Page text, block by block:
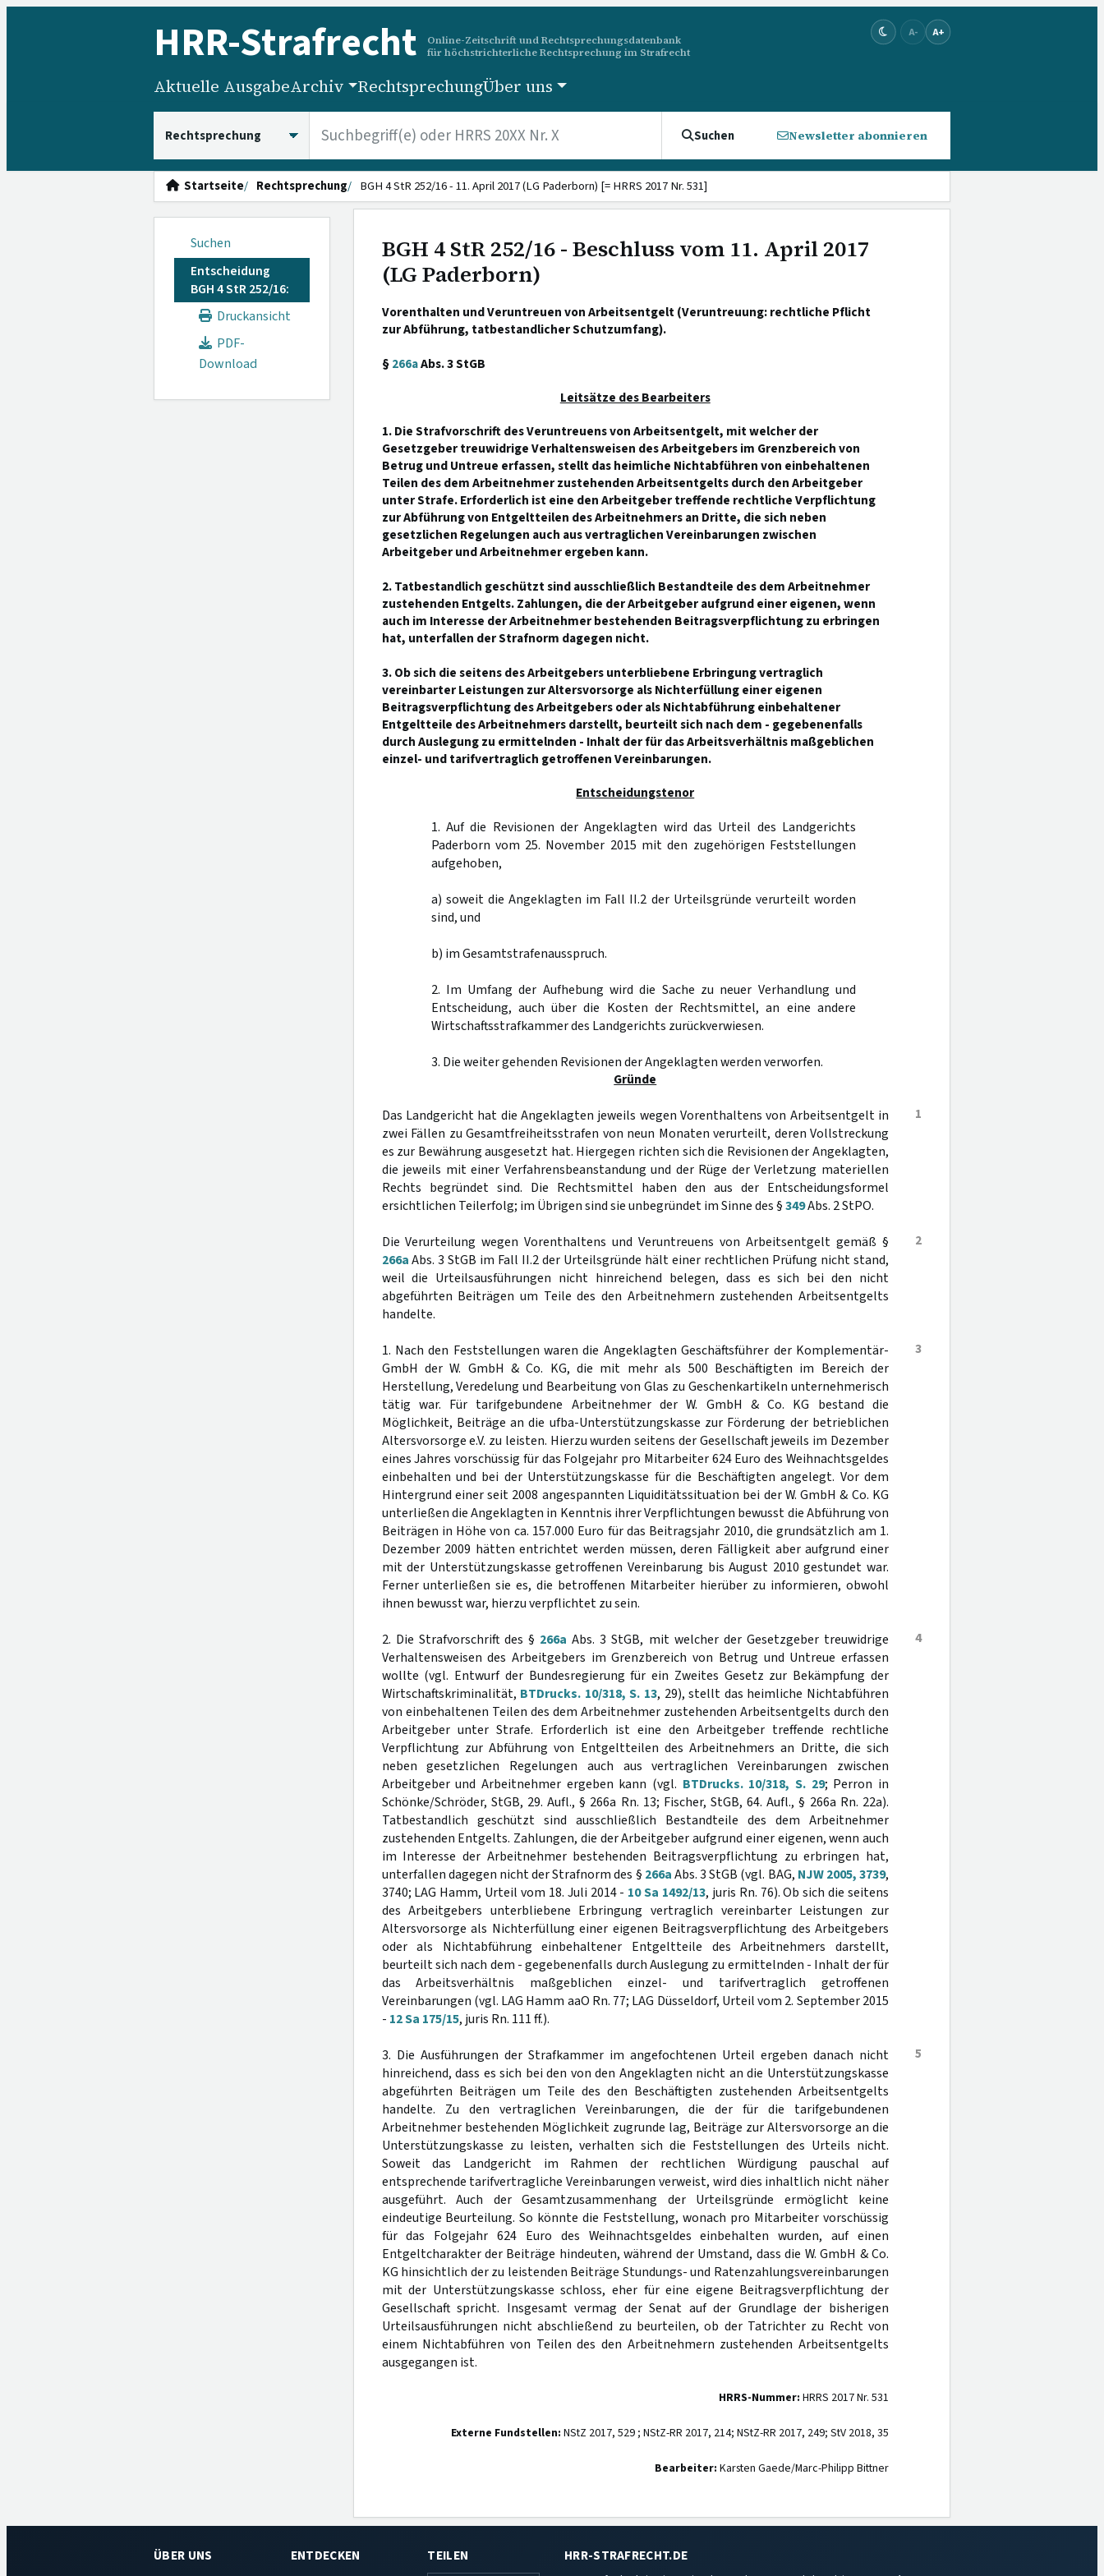
HRR-Strafrecht
Online-Zeitschrift und Rechtsprechungsdatenbank
für höchstrichterliche Rechtsprechung im Strafrecht
A- A+
Aktuelle AusgabeArchiv RechtsprechungÜber uns
Suchen Newsletter abonnieren
Startseite Rechtsprechung BGH 4 StR 252/16 - 11. April 2017 (LG Paderborn) [= HRRS 2017 Nr. 531]
Suchen
Entscheidung
BGH 4 StR 252/16:
Druckansicht
PDF-
Download
BGH 4 StR 252/16 - Beschluss vom 11. April 2017
(LG Paderborn)
Vorenthalten und Veruntreuen von Arbeitsentgelt (Veruntreuung: rechtliche Pflicht
zur Abführung, tatbestandlicher Schutzumfang).
§266aAbs. 3 StGB
Leitsätze des Bearbeiters
1. Die Strafvorschrift des Veruntreuens von Arbeitsentgelt, mit welcher der
Gesetzgeber treuwidrige Verhaltensweisen des Arbeitgebers im Grenzbereich von
Betrug und Untreue erfassen, stellt das heimliche Nichtabführen von einbehaltenen
Teilen des dem Arbeitnehmer zustehenden Arbeitsentgelts durch den Arbeitgeber
unter Strafe. Erforderlich ist eine den Arbeitgeber treffende rechtliche Verpflichtung
zur Abführung von Entgeltteilen des Arbeitnehmers an Dritte, die sich neben
gesetzlichen Regelungen auch aus vertraglichen Vereinbarungen zwischen
Arbeitgeber und Arbeitnehmer ergeben kann.
2. Tatbestandlich geschützt sind ausschließlich Bestandteile des dem Arbeitnehmer
zustehenden Entgelts. Zahlungen, die der Arbeitgeber aufgrund einer eigenen, wenn
auch im Interesse der Arbeitnehmer bestehenden Beitragsverpflichtung zu erbringen
hat, unterfallen der Strafnorm dagegen nicht.
3. Ob sich die seitens des Arbeitgebers unterbliebene Erbringung vertraglich
vereinbarter Leistungen zur Altersvorsorge als Nichterfüllung einer eigenen
Beitragsverpflichtung des Arbeitgebers oder als Nichtabführung einbehaltener
Entgeltteile des Arbeitnehmers darstellt, beurteilt sich nach dem - gegebenenfalls
durch Auslegung zu ermittelnden - Inhalt der für das Arbeitsverhältnis maßgeblichen
einzel- und tarifvertraglich getroffenen Vereinbarungen.
Entscheidungstenor
1. Auf die Revisionen der Angeklagten wird das Urteil des Landgerichts
Paderborn vom 25. November 2015 mit den zugehörigen Feststellungen
aufgehoben,
a) soweit die Angeklagten im Fall II.2 der Urteilsgründe verurteilt worden
sind, und
b) im Gesamtstrafenausspruch.
2. Im Umfang der Aufhebung wird die Sache zu neuer Verhandlung und
Entscheidung, auch über die Kosten der Rechtsmittel, an eine andere
Wirtschaftsstrafkammer des Landgerichts zurückverwiesen.
3. Die weiter gehenden Revisionen der Angeklagten werden verworfen.
Gründe
1
Das Landgericht hat die Angeklagten jeweils wegen Vorenthaltens von Arbeitsentgelt in
zwei Fällen zu Gesamtfreiheitsstrafen von neun Monaten verurteilt, deren Vollstreckung
es zur Bewährung ausgesetzt hat. Hiergegen richten sich die Revisionen der Angeklagten,
die jeweils mit einer Verfahrensbeanstandung und der Rüge der Verletzung materiellen
Rechts begründet sind. Die Rechtsmittel haben den aus der Entscheidungsformel
ersichtlichen Teilerfolg; im Übrigen sind sie unbegründet im Sinne des §349Abs. 2 StPO.
2
Die Verurteilung wegen Vorenthaltens und Veruntreuens von Arbeitsentgelt gemäß §
266aAbs. 3 StGB im Fall II.2 der Urteilsgründe hält einer rechtlichen Prüfung nicht stand,
weil die Urteilsausführungen nicht hinreichend belegen, dass es sich bei den nicht
abgeführten Beiträgen um Teile des den Arbeitnehmern zustehenden Arbeitsentgelts
handelte.
3
1. Nach den Feststellungen waren die Angeklagten Geschäftsführer der Komplementär-
GmbH der W. GmbH & Co. KG, die mit mehr als 500 Beschäftigten im Bereich der
Herstellung, Veredelung und Bearbeitung von Glas zu Geschenkartikeln unternehmerisch
tätig war. Für tarifgebundene Arbeitnehmer der W. GmbH & Co. KG bestand die
Möglichkeit, Beiträge an die ufba-Unterstützungskasse zur Förderung der betrieblichen
Altersvorsorge e.V. zu leisten. Hierzu wurden seitens der Gesellschaft jeweils im Dezember
eines Jahres vorschüssig für das Folgejahr pro Mitarbeiter 624 Euro des Weihnachtsgeldes
einbehalten und bei der Unterstützungskasse für die Beschäftigten angelegt. Vor dem
Hintergrund einer seit 2008 angespannten Liquiditätssituation bei der W. GmbH & Co. KG
unterließen die Angeklagten in Kenntnis ihrer Verpflichtungen bewusst die Abführung von
Beiträgen in Höhe von ca. 157.000 Euro für das Beitragsjahr 2010, die grundsätzlich am 1.
Dezember 2009 hätten entrichtet werden müssen, deren Fälligkeit aber aufgrund einer
mit der Unterstützungskasse getroffenen Vereinbarung bis August 2010 gestundet war.
Ferner unterließen sie es, die betroffenen Mitarbeiter hierüber zu informieren, obwohl
ihnen bewusst war, hierzu verpflichtet zu sein.
4
2. Die Strafvorschrift des § 266a Abs. 3 StGB, mit welcher der Gesetzgeber treuwidrige
Verhaltensweisen des Arbeitgebers im Grenzbereich von Betrug und Untreue erfassen
wollte (vgl. Entwurf der Bundesregierung für ein Zweites Gesetz zur Bekämpfung der
Wirtschaftskriminalität, BTDrucks. 10/318, S. 13, 29), stellt das heimliche Nichtabführen
von einbehaltenen Teilen des dem Arbeitnehmer zustehenden Arbeitsentgelts durch den
Arbeitgeber unter Strafe. Erforderlich ist eine den Arbeitgeber treffende rechtliche
Verpflichtung zur Abführung von Entgeltteilen des Arbeitnehmers an Dritte, die sich
neben gesetzlichen Regelungen auch aus vertraglichen Vereinbarungen zwischen
Arbeitgeber und Arbeitnehmer ergeben kann (vgl. BTDrucks. 10/318, S. 29; Perron in
Schönke/Schröder, StGB, 29. Aufl., § 266a Rn. 13; Fischer, StGB, 64. Aufl., § 266a Rn. 22a).
Tatbestandlich geschützt sind ausschließlich Bestandteile des dem Arbeitnehmer
zustehenden Entgelts. Zahlungen, die der Arbeitgeber aufgrund einer eigenen, wenn auch
im Interesse der Arbeitnehmer bestehenden Beitragsverpflichtung zu erbringen hat,
unterfallen dagegen nicht der Strafnorm des § 266aAbs. 3 StGB (vgl. BAG, NJW 2005, 3739,
3740; LAG Hamm, Urteil vom 18. Juli 2014 - 10 Sa 1492/13, juris Rn. 76). Ob sich die seitens
des Arbeitgebers unterbliebene Erbringung vertraglich vereinbarter Leistungen zur
Altersvorsorge als Nichterfüllung einer eigenen Beitragsverpflichtung des Arbeitgebers
oder als Nichtabführung einbehaltener Entgeltteile des Arbeitnehmers darstellt,
beurteilt sich nach dem - gegebenenfalls durch Auslegung zu ermittelnden - Inhalt der für
das Arbeitsverhältnis maßgeblichen einzel- und tarifvertraglich getroffenen
Vereinbarungen (vgl. LAG Hamm aaO Rn. 77; LAG Düsseldorf, Urteil vom 2. September 2015
- 12 Sa 175/15, juris Rn. 111 ff.).
5
3. Die Ausführungen der Strafkammer im angefochtenen Urteil ergeben danach nicht
hinreichend, dass es sich bei den von den Angeklagten nicht an die Unterstützungskasse
abgeführten Beiträgen um Teile des den Beschäftigten zustehenden Arbeitsentgelts
handelte. Zu den vertraglichen Vereinbarungen, die der für die tarifgebundenen
Arbeitnehmer bestehenden Möglichkeit zugrunde lag, Beiträge zur Altersvorsorge an die
Unterstützungskasse zu leisten, verhalten sich die Feststellungen des Urteils nicht.
Soweit das Landgericht im Rahmen der rechtlichen Würdigung pauschal auf
entsprechende tarifvertragliche Vereinbarungen verweist, wird dies inhaltlich nicht näher
ausgeführt. Auch der Gesamtzusammenhang der Urteilsgründe ermöglicht keine
eindeutige Beurteilung. So könnte die Feststellung, wonach pro Mitarbeiter vorschüssig
für das Folgejahr 624 Euro des Weihnachtsgeldes einbehalten wurden, auf einen
Entgeltcharakter der Beiträge hindeuten, während der Umstand, dass die W. GmbH & Co.
KG hinsichtlich der zu leistenden Beiträge Stundungs- und Ratenzahlungsvereinbarungen
mit der Unterstützungskasse schloss, eher für eine eigene Beitragsverpflichtung der
Gesellschaft spricht. Insgesamt vermag der Senat auf der Grundlage der bisherigen
Urteilsausführungen nicht abschließend zu beurteilen, ob der Tatrichter zu Recht von
einem Nichtabführen von Teilen des den Arbeitnehmern zustehenden Arbeitsentgelts
ausgegangen ist.
HRRS-Nummer: HRRS 2017 Nr. 531
Externe Fundstellen: NStZ 2017, 529 ; NStZ-RR 2017, 214; NStZ-RR 2017, 249; StV 2018, 35
Bearbeiter: Karsten Gaede/Marc-Philipp Bittner
ÜBER UNS ENTDECKEN TEILEN HRR-STRAFRECHT.DE